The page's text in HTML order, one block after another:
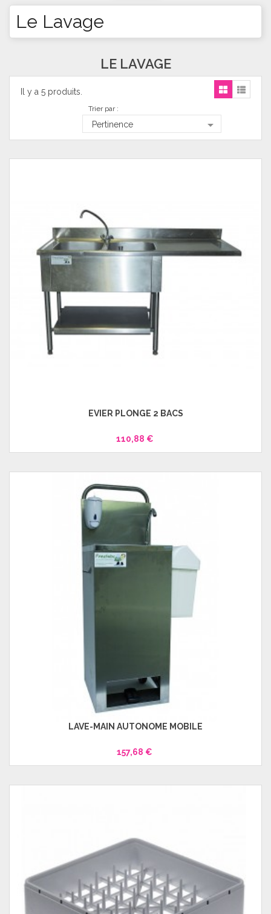
Le Lavage
LE LAVAGE
Il y a 5 produits.
Trier par :
Pertinence 
ÉVIER PLONGE 2 BACS
110,88 €
LAVE-MAIN AUTONOME MOBILE
157,68 €